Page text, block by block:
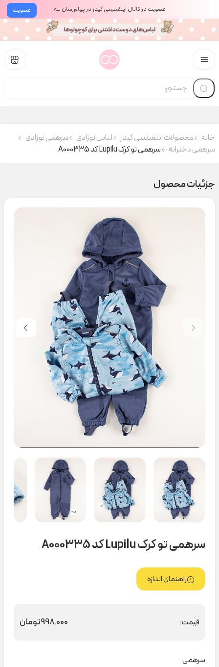
عضویت عضویت در کانال اینفینیتی کیدز در پیام‌رسان بله
خانه محصولات اینفینیتی کیدز لباس نوزادی
سرهمی نوزادی
سرهمی دخترانه
سرهمی تو کرک Lupilu کد A000335
جزئیات محصول
سرهمی تو کرک Lupilu کد A000335
راهنمای اندازه
قیمت: 998.000تومان
سرهمی